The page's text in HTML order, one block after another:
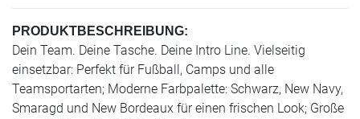
PRODUKTBESCHREIBUNG:
Dein Team. Deine Tasche. Deine Intro Line. Vielseitig
einsetzbar: Perfekt für Fußball, Camps und alle
Teamsportarten; Moderne Farbpalette: Schwarz, New Navy,
Smaragd und New Bordeaux für einen frischen Look; Große